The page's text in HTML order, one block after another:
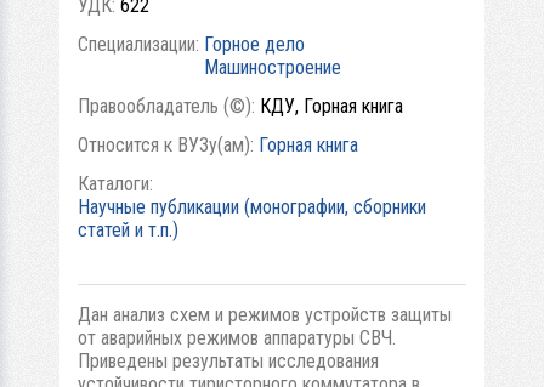
УДК: 622
Специализации: Горное дело
Машиностроение
Правообладатель (©): КДУ, Горная книга
Относится к ВУЗу(ам): Горная книга
Каталоги:
Научные публикации (монографии, сборники
статей и т.п.)
Дан анализ схем и режимов устройств защиты
от аварийных режимов аппаратуры СВЧ.
Приведены результаты исследования